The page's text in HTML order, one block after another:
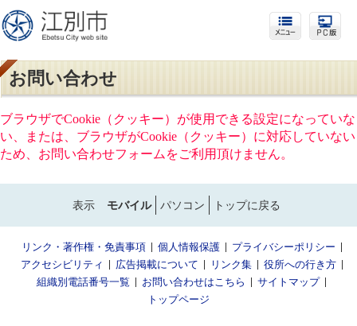
お問い合わせ
ブラウザでCookie（クッキー）が使用できる設定になっていな
い、または、ブラウザがCookie（クッキー）に対応していない
ため、お問い合わせフォームをご利用頂けません。
表示 モバイル パソコン トップに戻る
リンク・著作権・免責事項 個人情報保護
プライバシーポリシー
アクセシビリティ
広告掲載について リンク集
役所への行き方
組織別電話番号一覧
お問い合わせはこちら
サイトマップ
トップページ